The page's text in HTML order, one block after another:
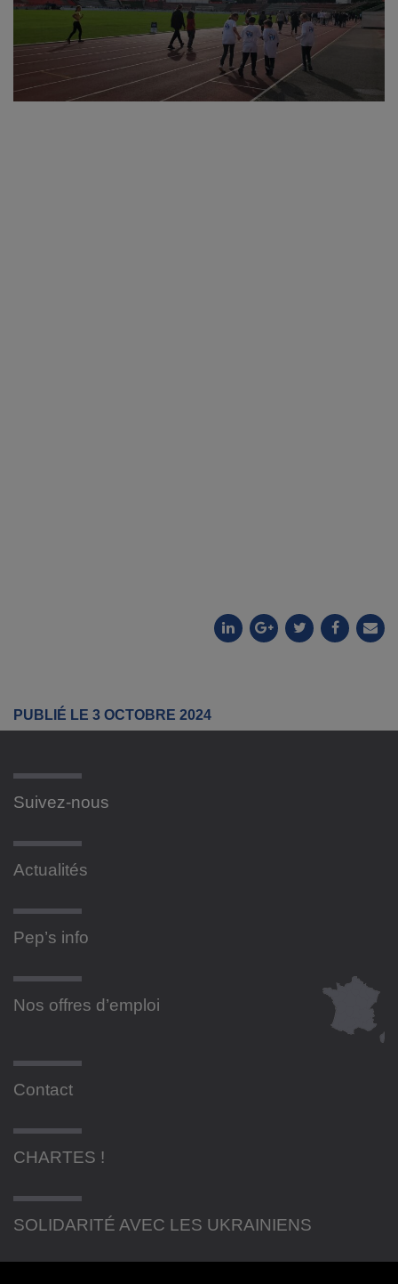
PUBLIÉ LE 3 OCTOBRE 2024
Suivez-nous
Actualités
Pep’s info
Nos offres d’emploi
Contact
CHARTES !
SOLIDARITÉ AVEC LES UKRAINIENS